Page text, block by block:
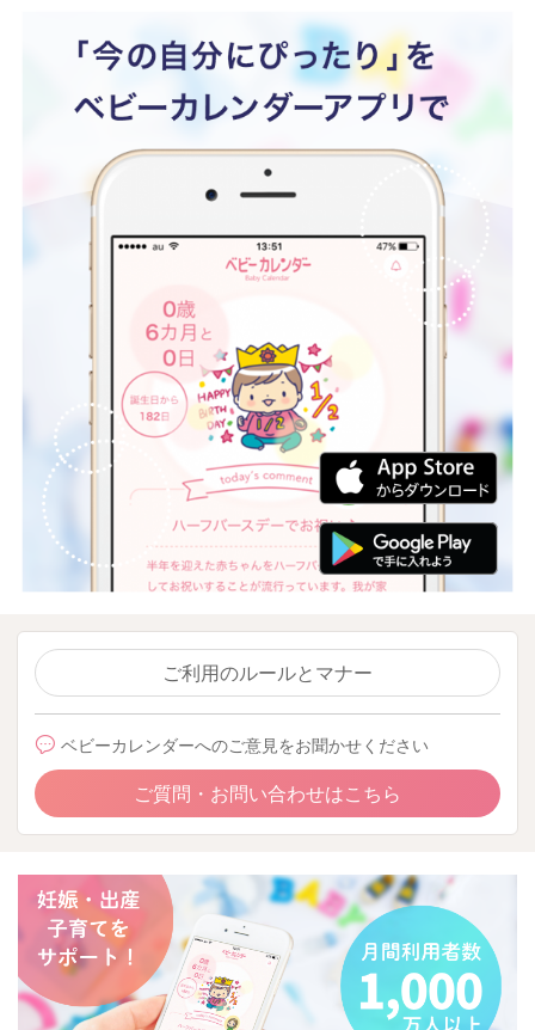
ご利用のルールとマナー
ベビーカレンダーへのご意見をお聞かせください
ご質問・お問い合わせはこちら